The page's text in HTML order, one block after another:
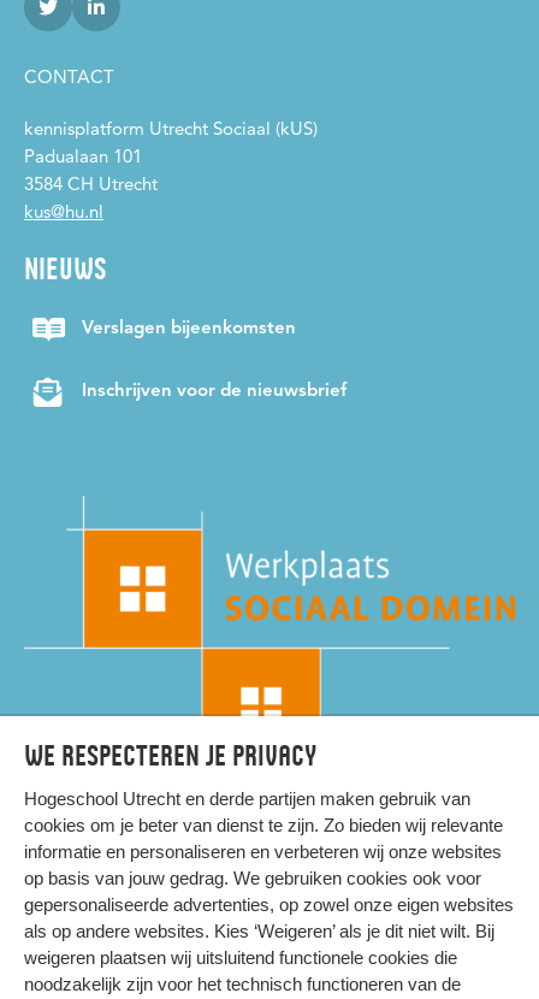
We respecteren je privacy
Hogeschool Utrecht en derde partijen maken gebruik van
cookies om je beter van dienst te zijn. Zo bieden wij relevante
informatie en personaliseren en verbeteren wij onze websites
op basis van jouw gedrag. We gebruiken cookies ook voor
gepersonaliseerde advertenties, op zowel onze eigen websites
als op andere websites. Kies ‘Weigeren’ als je dit niet wilt. Bij
weigeren plaatsen wij uitsluitend functionele cookies die
noodzakelijk zijn voor het technisch functioneren van de
CONTACT
kennisplatform Utrecht Sociaal (kUS)
Padualaan 101
3584 CH Utrecht
kus@hu.nl
NIEUWS
Verslagen bijeenkomsten
Inschrijven voor de nieuwsbrief
HIER KOMT ALLES SAMEN
Privacy